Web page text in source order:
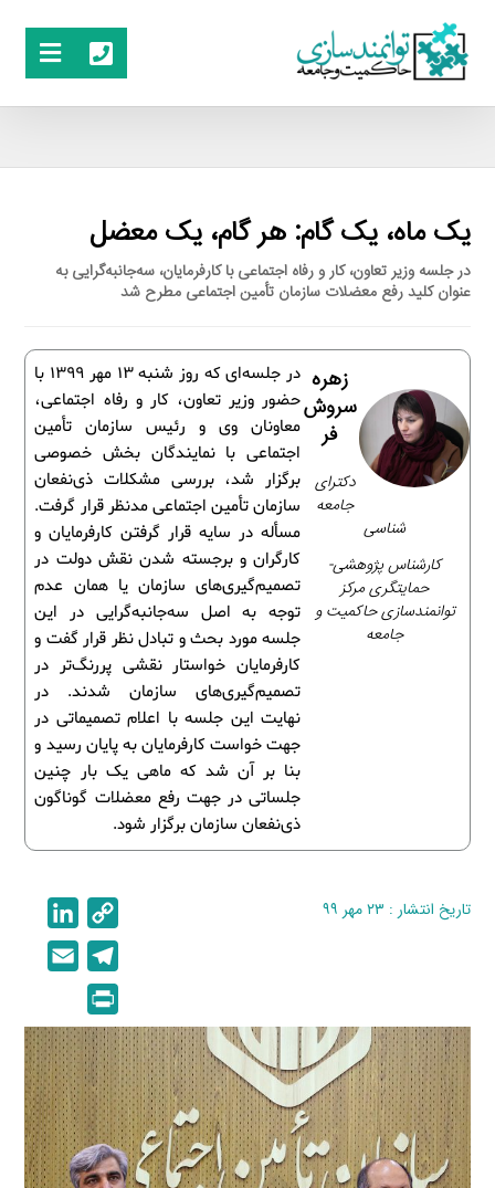
یک ماه، یک گام: هر گام، یک معضل
در جلسه وزیر تعاون، کار و رفاه اجتماعی با کارفرمایان، سه‌جانبه‌گرایی به
عنوان کلید رفع معضلات سازمان تأمین اجتماعی مطرح شد
در جلسه‌ای که روز شنبه 13 مهر 1399 با
حضور وزیر تعاون، کار و رفاه اجتماعی،
معاونان وی و رئیس سازمان تأمین
اجتماعی با نمایندگان بخش خصوصی
برگزار شد، بررسی مشکلات ذی‌نفعان
سازمان تأمین اجتماعی مدنظر قرار گرفت.
مسأله در سایه قرار گرفتن کارفرمایان و
کارگران و برجسته شدن نقش دولت در
تصمیم‌گیری‌های سازمان یا همان عدم
توجه به اصل سه‌جانبه‌گرایی در این
جلسه مورد بحث و تبادل نظر قرار گفت و
کارفرمایان خواستار نقشی پررنگ‌تر در
تصمیم‌گیری‌های سازمان شدند. در
نهایت این جلسه با اعلام تصمیماتی در
جهت خواست کارفرمایان به پایان رسید و
بنا بر آن شد که ماهی یک بار چنین
جلساتی در جهت رفع معضلات گوناگون
ذی‌نفعان سازمان برگزار شود.
زهره
سروش
فر
دکترای
جامعه
شناسی
کارشناس پژوهشی-
حمایتگری مرکز
توانمندسازی حاکمیت و
جامعه
تاریخ انتشار : ۲۳ مهر ۹۹
o
p
y
L
i
n
k
i
n
e
d
I
n
e
l
e
g
r
a
m
i
l
r
i
n
t